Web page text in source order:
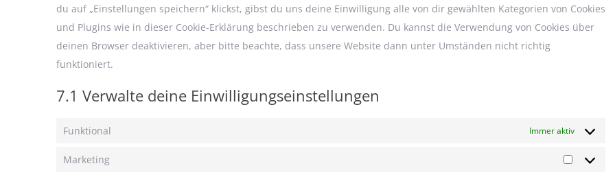
du auf „Einstellungen speichern“ klickst, gibst du uns deine Einwilligung alle von dir gewählten Kategorien von Cookies
und Plugins wie in dieser Cookie-Erklärung beschrieben zu verwenden. Du kannst die Verwendung von Cookies über
deinen Browser deaktivieren, aber bitte beachte, dass unsere Website dann unter Umständen nicht richtig
funktioniert.
7.1 Verwalte deine Einwilligungseinstellungen
Funktional Immer aktiv
Marketing
Marketing